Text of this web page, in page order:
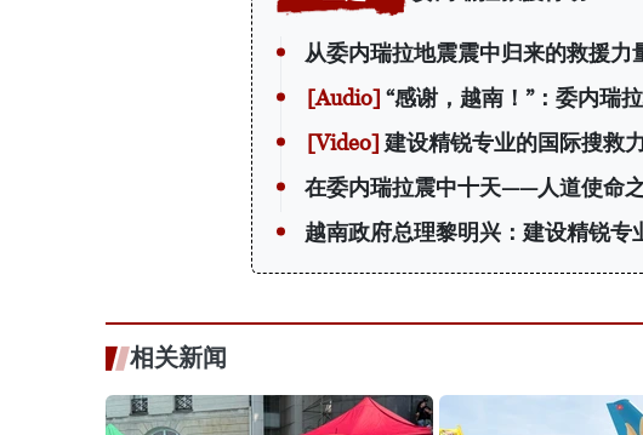
从委内瑞拉地震震中归来的救援力
“感谢，越南！”：委内瑞
建设精锐专业的国际搜救
在委内瑞拉震中十天——人道使命
越南政府总理黎明兴：建设精锐专
相关新闻